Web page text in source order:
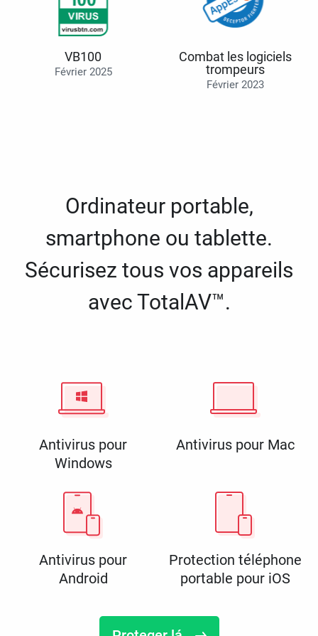
VB100
Février 2025
Combat les logiciels
trompeurs
Février 2023
Ordinateur portable,
smartphone ou tablette.
Sécurisez tous vos appareils
avec TotalAV™.
Antivirus pour
Windows
Antivirus pour Mac
Antivirus pour
Android
Protection téléphone
portable pour iOS